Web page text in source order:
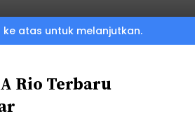
ke atas untuk melanjutkan.
Rio Terbaru